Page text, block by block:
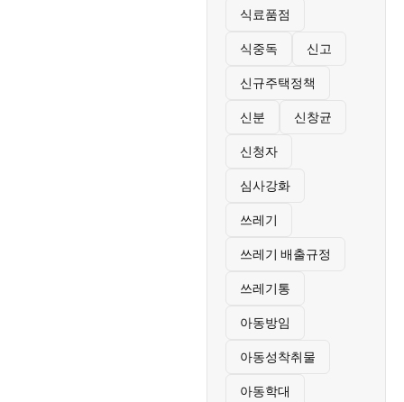
식료품점
식중독 신고
신규주택정책
신분 신창균
신청자
심사강화
쓰레기
쓰레기 배출규정
쓰레기통
아동방임
아동성착취물
아동학대